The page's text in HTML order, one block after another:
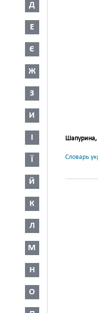
Д
Е
Є
Ж
З
И
І
Ї
Й
К
Л
М
Н
О
Шапурина,
Словарь